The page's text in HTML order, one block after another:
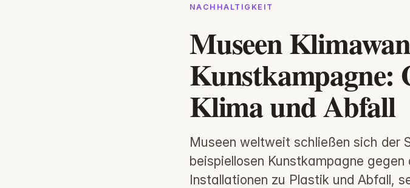
NACHHALTIGKEIT
Museen
Klima und Abfall
Museen weltweit schließen sich der
beispiellosen Kunstkampagne
Installationen zu Plastik und Abfall,